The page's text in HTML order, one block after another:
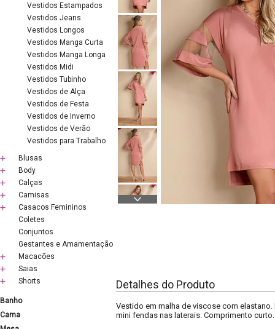
Vestidos Estampados
Vestidos Jeans
Vestidos Longos
Vestidos Manga Curta
Vestidos Manga Longa
Vestidos Midi
Vestidos Tubinho
Vestidos de Alça
Vestidos de Festa
Vestidos de Inverno
Vestidos de Verão
Vestidos para Trabalho
Blusas
Body
Calças
Camisas
Casacos Femininos
Coletes
Conjuntos
Gestantes e Amamentação
Macacões
Saias
Shorts
Banho
Cama
Detalhes do Produto
Vestido em malha de viscose com
mini fendas nas laterais. Comprimento curto.